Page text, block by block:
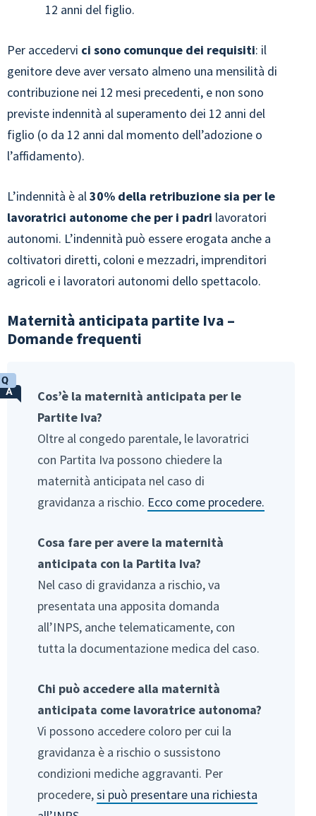
12 anni del figlio.
Per accedervi ci sono comunque dei requisiti: il
genitore deve aver versato almeno una mensilità di
contribuzione nei 12 mesi precedenti, e non sono
previste indennità al superamento dei 12 anni del
figlio (o da 12 anni dal momento dell’adozione o
l’affidamento).
L’indennità è al30% della retribuzione sia per le
lavoratrici autonome che per i padri lavoratori
autonomi. L’indennità può essere erogata anche a
coltivatori diretti, coloni e mezzadri, imprenditori
agricoli e i lavoratori autonomi dello spettacolo.
Maternità anticipata partite Iva –
Domande frequenti
Cos’è la maternità anticipata per le
Partite Iva?
Oltre al congedo parentale, le lavoratrici
con Partita Iva possono chiedere la
maternità anticipata nel caso di
gravidanza a rischio. Ecco come procedere.
Cosa fare per avere la maternità
anticipata con la Partita Iva?
Nel caso di gravidanza a rischio, va
presentata una apposita domanda
all’INPS, anche telematicamente, con
tutta la documentazione medica del caso.
Chi può accedere alla maternità
anticipata come lavoratrice autonoma?
Vi possono accedere coloro per cui la
gravidanza è a rischio o sussistono
condizioni mediche aggravanti. Per
procedere,si può presentare una richiesta